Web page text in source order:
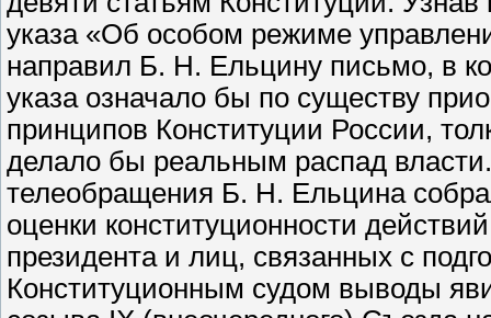
указа «Об особом режиме
направил Б. Н. Ельцину письмо, в
указа означало бы по существу
принципов Конституции России,
делало бы реальным распад
телеобращения Б. Н. Ельцина
оценки конституционности
президента и лиц, связанных с
Конституционным судом выводы